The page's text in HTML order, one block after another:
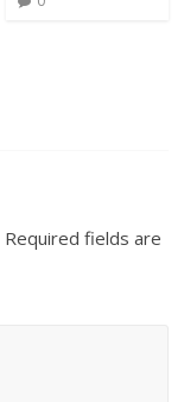
Required fields are